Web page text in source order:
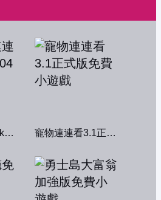
神奇寶貝連連看kawai版2004 寵物連連看3.1正式版